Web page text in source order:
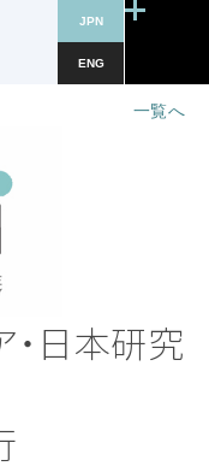
JPN
ENG
一覧へ
・日本研究